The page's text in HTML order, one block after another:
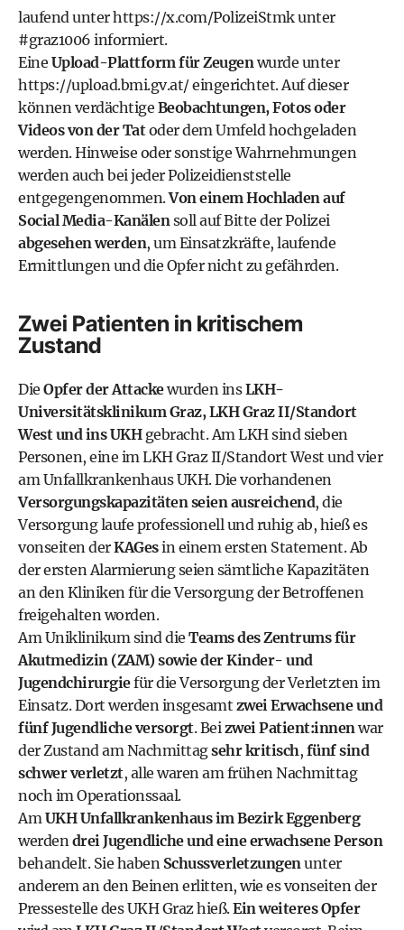
laufend unterhttps://x.com/PolizeiStmkunter
#graz1006 informiert.
Eine Upload-Plattform für Zeugenwurde unter
https://upload.bmi.gv.at/eingerichtet. Auf dieser
können verdächtige Beobachtungen, Fotos oder
Videos von der Tatoder dem Umfeld hochgeladen
werden. Hinweise oder sonstige Wahrnehmungen
werden auch bei jeder Polizeidienststelle
entgegengenommen.Von einem Hochladen auf
Social Media-Kanälensoll auf Bitte der Polizei
abgesehen werden, um Einsatzkräfte, laufende
Ermittlungen und die Opfer nicht zu gefährden.
Zwei Patienten in kritischem
Zustand
Die Opfer der Attackewurden insLKH-
Universitätsklinikum Graz, LKH Graz II/Standort
West und ins UKHgebracht. Am LKH sind sieben
Personen, eine im LKH Graz II/Standort West und vier
am Unfallkrankenhaus UKH. Die vorhandenen
Versorgungskapazitäten seien ausreichend, die
Versorgung laufe professionell und ruhig ab, hieß es
vonseiten derKAGesin einem ersten Statement. Ab
der ersten Alarmierung seien sämtliche Kapazitäten
an den Kliniken für die Versorgung der Betroffenen
freigehalten worden.
Am Uniklinikum sind die Teams des Zentrums für
Akutmedizin (ZAM)sowie der Kinder- und
Jugendchirurgiefür die Versorgung der Verletzten im
Einsatz. Dort werden insgesamt zwei Erwachsene und
fünf Jugendliche versorgt. Beizwei Patient:innenwar
der Zustand am Nachmittagsehr kritisch, fünf sind
schwer verletzt, alle waren am frühen Nachmittag
noch im Operationssaal.
AmUKH Unfallkrankenhaus im Bezirk Eggenberg
werdendrei Jugendliche und eine erwachsene Person
behandelt. Sie haben Schussverletzungenunter
anderem an den Beinen erlitten, wie es vonseiten der
Pressestelle des UKH Graz hieß.Ein weiteres Opfer